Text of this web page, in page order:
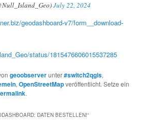
July 22, 2024
geodashboard-v7/form__download-
status/1815476606015537285
geoobserverunter#switch2qgis,
,OpenStreetMapveröffentlicht. Setze ein
.
DATEN BESTELLEN!“